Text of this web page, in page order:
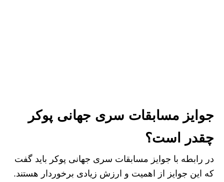
جوایز مسابقات سری جهانی پوکر
چقدر است؟
در رابطه با جوایز مسابقات سری جهانی پوکر باید گفت
که این جوایز از اهمیت و ارزش زیادی برخوردار هستند.